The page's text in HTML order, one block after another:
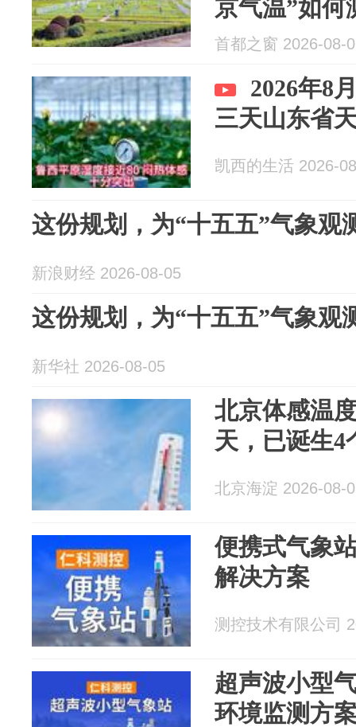
京气温”如何
首都之窗 2026-08-
2026年8
三天山东省
凯西的生活 2026-
这份规划，为“十五五”气象观
新浪财经 2026-08-05
这份规划，为“十五五”气象观
新华社 2026-08-05
北京体感温
天，已诞生4
北京海淀 2026-08-
便携式气象
解决方案
测控技术有限公司
超声波小型
环境监测方